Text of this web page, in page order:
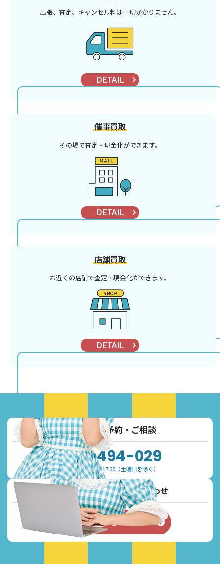
出張、査定、キャンセル料は一切かかりません。
DETAIL
催事買取
その場で査定・現金化ができます。
DETAIL
店舗買取
お近くの店舗で査定・現金化ができます。
DETAIL
お電話でご予約・ご相談
0120-494-029
受付時間：9:30~17:00（土曜日を除く）
メールでご予約・お問い合わせ
お問い合わせフォーム